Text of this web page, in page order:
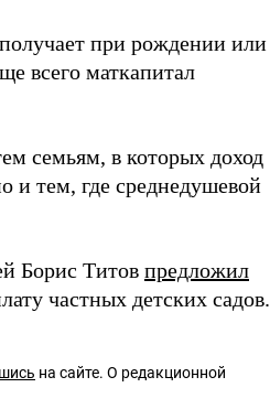
при рождении или
всего маткапитал
семьям, в которых доход
и тем, где среднедушевой
Борис Титов предложил
частных детских садов.
на сайте. О редакционной